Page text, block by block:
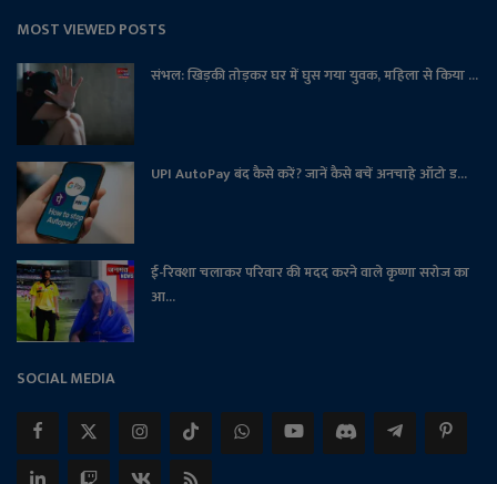
MOST VIEWED POSTS
संभल: खिड़की तोड़कर घर में घुस गया युवक, महिला से किया ...
UPI AutoPay बंद कैसे करें? जानें कैसे बचें अनचाहे ऑटो ड...
ई-रिक्शा चलाकर परिवार की मदद करने वाले कृष्णा सरोज का
आ...
SOCIAL MEDIA